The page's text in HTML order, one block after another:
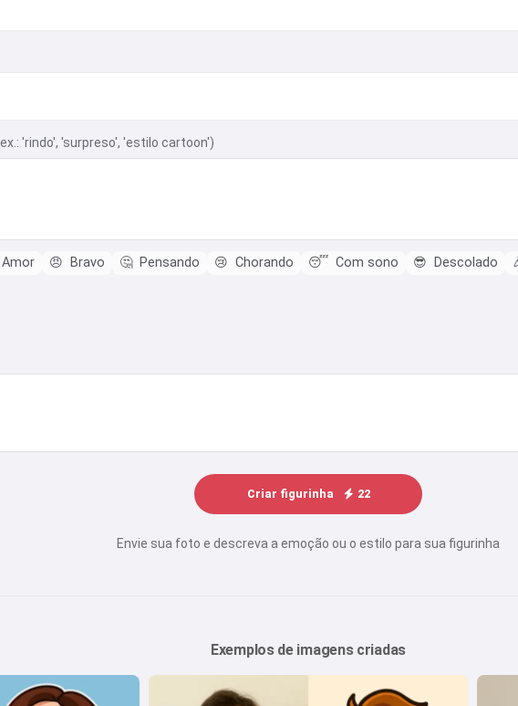
'rindo', 'surpreso', 'estilo cartoon')
Amor 😠 Bravo 🤔 Pensando 😢 Chorando 😴 Com sono 😎 Descolado
Criar figurinha 22
Envie sua foto e descreva a emoção ou o estilo para sua figurinha
Exemplos de imagens criadas